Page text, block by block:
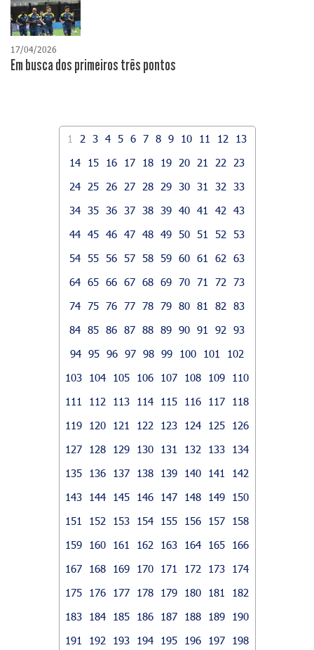
17/04/2026
​Em busca dos primeiros três pontos
1 2 3 4 5 6 7 8 9 10 11 12
13
14
15 16 17 18 19 20 21 22
23
24
25 26 27 28 29 30 31 32
33
34
35 36 37 38 39 40 41 42
43
44 45 46 47 48 49 50 51 52
53
54
55 56 57 58 59 60 61 62
63
64 65 66 67 68 69 70 71 72
73
74 75 76 77 78 79 80 81 82
83
84 85 86 87 88 89 90 91 92
93
94 95 96 97 98 99 100 101
102
103
104 105 106 107 108 109
110
111
112 113 114 115 116 117
118
119
120 121 122 123 124 125
126
127
128 129 130 131 132 133
134
135
136 137 138 139 140 141
142
143
144 145 146 147 148 149
150
151
152 153 154 155 156 157
158
159
160 161 162 163 164 165
166
167
168 169 170 171 172 173
174
175
176 177 178 179 180 181
182
183
184 185 186 187 188 189
190
191
192 193 194 195 196 197
198